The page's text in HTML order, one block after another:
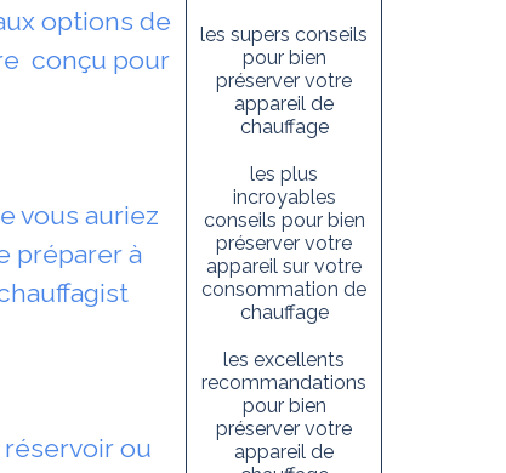
options de
conçu pour
vous auriez
préparer à
ou
les supers conseils
pour bien
préserver votre
appareil de
chauffage
les plus
incroyables
conseils pour bien
préserver votre
appareil sur votre
consommation de
chauffage
les excellents
recommandations
pour bien
préserver votre
appareil de